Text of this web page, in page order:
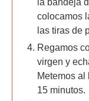
colocamos
las tiras de
Regamos
virgen y
Metemos al
15 minutos.